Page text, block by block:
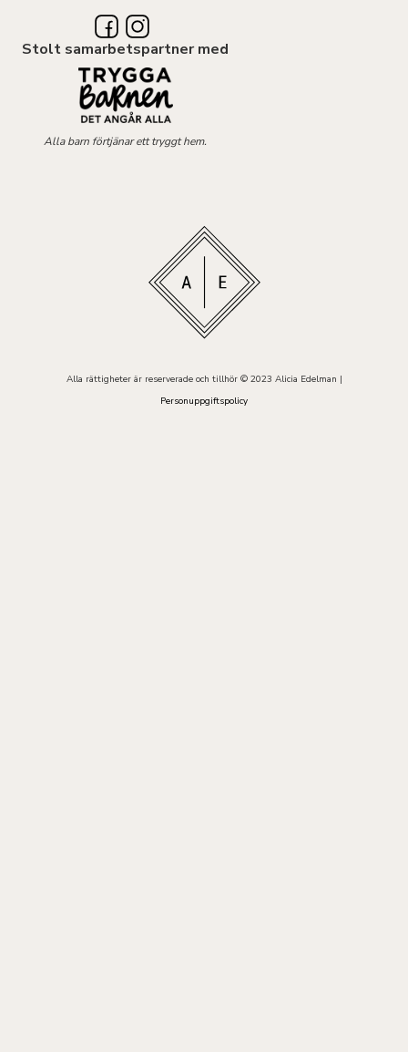
Stolt samarbetspartner med
Alla barn förtjänar ett tryggt hem.
Alla rättigheter är reserverade och tillhör © 2023 Alicia Edelman |
Personuppgiftspolicy